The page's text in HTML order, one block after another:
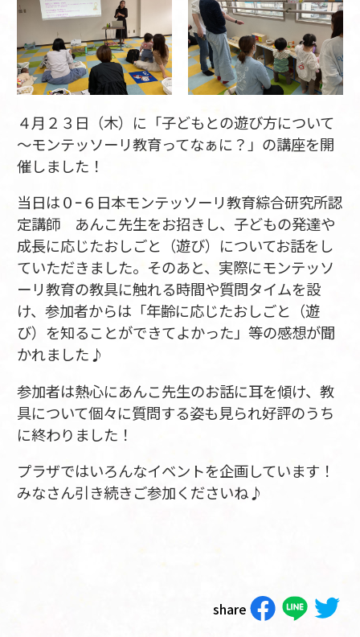
４月２３日（木）に「子どもとの遊び方について
～モンテッソーリ教育ってなぁに？」の講座を開
催しました！
当日は０ｰ６日本モンテッソーリ教育綜合研究所認
定講師 あんこ先生をお招きし、子どもの発達や
成長に応じたおしごと（遊び）についてお話をし
ていただきました。そのあと、実際にモンテッソ
ーリ教育の教具に触れる時間や質問タイムを設
け、参加者からは「年齢に応じたおしごと（遊
び）を知ることができてよかった」等の感想が聞
かれました♪
参加者は熱心にあんこ先生のお話に耳を傾け、教
具について個々に質問する姿も見られ好評のうち
に終わりました！
プラザではいろんなイベントを企画しています！
みなさん引き続きご参加くださいね♪
share